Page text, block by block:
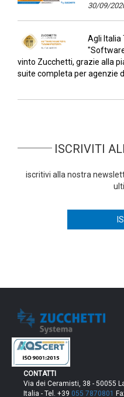
30/09/
Agli Italia
vinto Zucchetti, grazie alla
suite completa per agenzie
ISCRIVITI
iscritivi alla nostra
CONTATTI
Via dei Ceramisti, 38 - 50055
Italia - Tel. +39 055 7870801